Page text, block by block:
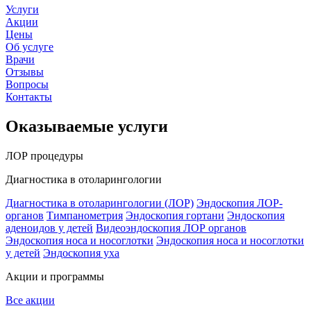
Услуги
Акции
Цены
Об услуге
Врачи
Отзывы
Вопросы
Контакты
Оказываемые услуги
ЛОР процедуры
Диагностика в отоларингологии
Диагностика в отоларингологии (ЛОР) Эндоскопия ЛОР-
органов Тимпанометрия Эндоскопия гортани Эндоскопия
аденоидов у детей Видеоэндоскопия ЛОР органов
Эндоскопия носа и носоглотки Эндоскопия носа и носоглотки
у детей Эндоскопия уха
Акции и программы
Все акции